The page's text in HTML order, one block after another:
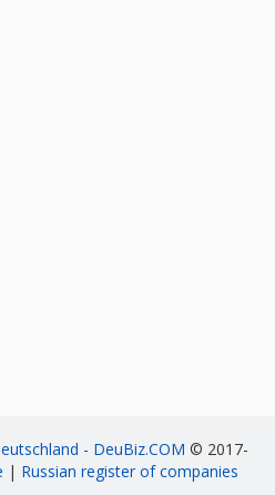
- DeuBiz.COM © 2017-
| Russian register of companies